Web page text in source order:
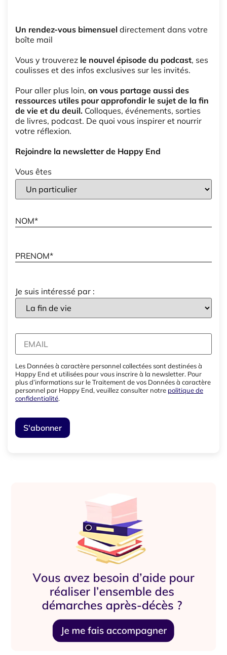
Un rendez-vous bimensuel directement dans votre
boîte mail
Vous y trouverez le nouvel épisode du podcast, ses
coulisses et des infos exclusives sur les invités.
Pour aller plus loin, on vous partage aussi des
ressources utiles pour approfondir le sujet de la fin
de vie et du deuil. Colloques, événements, sorties
de livres, podcast. De quoi vous inspirer et nourrir
votre réflexion.
Rejoindre la newsletter de Happy End
Vous êtes
Je suis intéressé par :
Les Données à caractère personnel collectées sont destinées à
Happy End et utilisées pour vous inscrire à la newsletter. Pour
plus d’informations sur le Traitement de vos Données à caractère
personnel par Happy End, veuillez consulter notre politique de
confidentialité.